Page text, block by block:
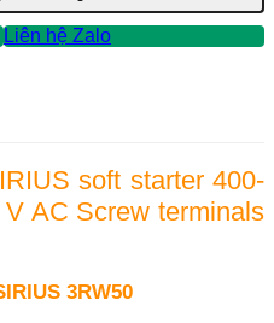
Liên hệ Zalo
soft starter 400-
AC Screw terminals
3RW50